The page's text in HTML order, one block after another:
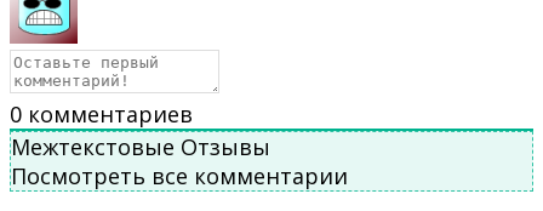
0 комментариев
Межтекстовые Отзывы
Посмотреть все комментарии